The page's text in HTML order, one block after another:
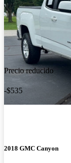
Precio reducido
-$535
2018 GMC Canyon